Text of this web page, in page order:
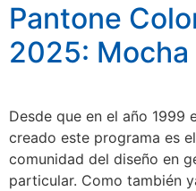
Pantone
2025:
Desde que en el año 1999
creado este programa es
comunidad del diseño en
particular. Como también